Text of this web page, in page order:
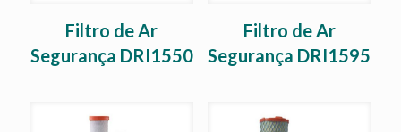
Filtro de Ar
Segurança DRI1550
Filtro de Ar
Segurança DRI1595